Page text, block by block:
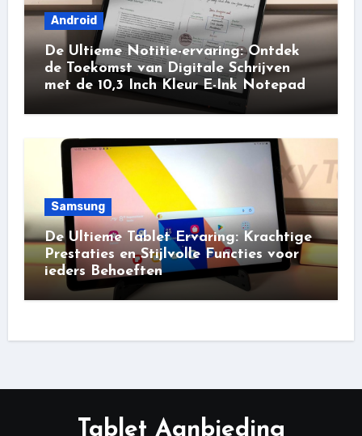
Android
De Ultieme Notitie-ervaring: Ontdek
de Toekomst van Digitale Schrijven
met de 10,3 Inch Kleur E-Ink Notepad
Samsung
De Ultieme Tablet Ervaring: Krachtige
Prestaties en Stijlvolle Functies voor
ieders Behoeften
Tablet Aanbieding